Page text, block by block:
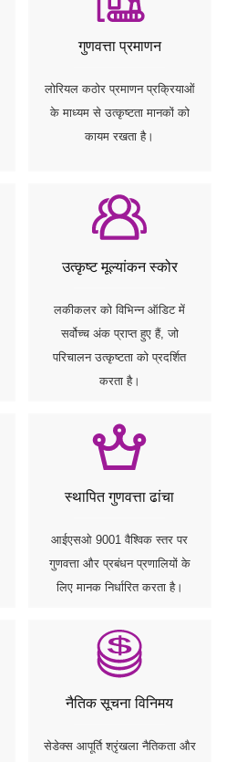
गुणवत्ता प्रमाणन
लोरियल कठोर प्रमाणन प्रक्रियाओं
के माध्यम से उत्कृष्टता मानकों को
कायम रखता है।
उत्कृष्ट मूल्यांकन स्कोर
लकीकलर को विभिन्न ऑडिट में
सर्वोच्च अंक प्राप्त हुए हैं, जो
परिचालन उत्कृष्टता को प्रदर्शित
करता है।
स्थापित गुणवत्ता ढांचा
आईएसओ 9001 वैश्विक स्तर पर
गुणवत्ता और प्रबंधन प्रणालियों के
लिए मानक निर्धारित करता है।
नैतिक सूचना विनिमय
सेडेक्स आपूर्ति श्रृंखला नैतिकता और